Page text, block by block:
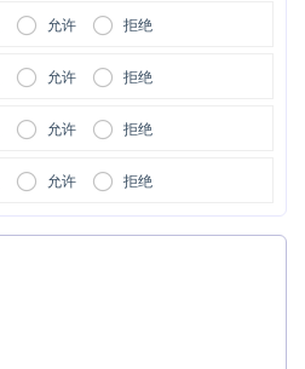
允许 拒绝
允许 拒绝
允许 拒绝
允许 拒绝